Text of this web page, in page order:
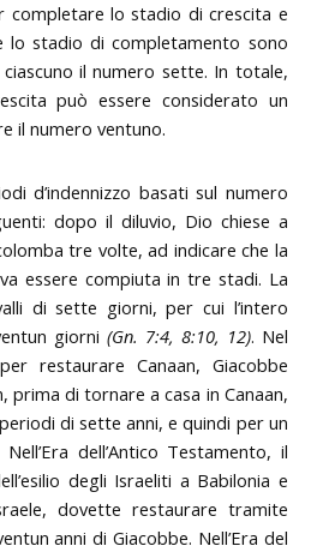
completare lo stadio di crescita e
lo stadio di completamento sono
il numero sette. In totale,
può essere considerato un
il numero ventuno.
d’indennizzo basati sul numero
dopo il diluvio, Dio chiese a
tre volte, ad indicare che la
essere compiuta in tre stadi. La
di sette giorni, per cui l’intero
giorni (Gn. 7:4, 8:10, 12). Nel
restaurare Canaan, Giacobbe
prima di tornare a casa in Canaan,
di sette anni, e quindi per un
dell’Antico Testamento, il
degli Israeliti a Babilonia e
dovette restaurare tramite
anni di Giacobbe. Nell’Era del